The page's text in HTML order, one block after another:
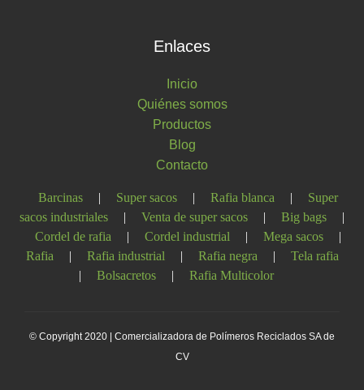
Enlaces
Inicio
Quiénes somos
Productos
Blog
Contacto
Barcinas | Super sacos | Rafia blanca |
Super
sacos industriales
| Venta de super sacos | Big bags
|
Cordel de rafia
| Cordel industrial | Mega sacos
|
Rafia
| Rafia industrial | Rafia negra |
Tela rafia
|
Bolsacretos | Rafia Multicolor
© Copyright 2020 | Comercializadora de Polímeros Reciclados SA de
CV